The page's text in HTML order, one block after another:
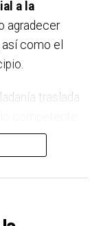
a la
agradecer
como el
traslada
el
en su
un nuevo